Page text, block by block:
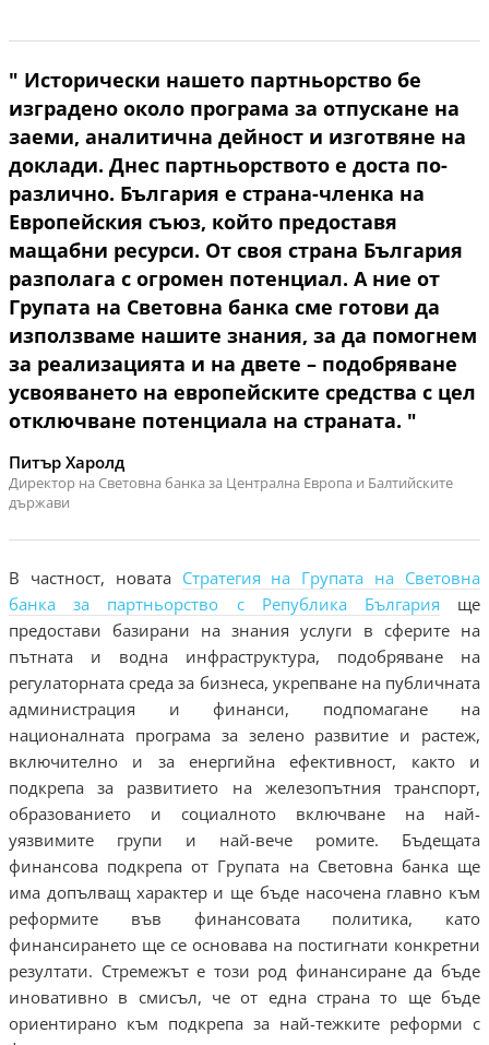
" Исторически нашето партньорство бе
изградено около програма за отпускане на
заеми, аналитична дейност и изготвяне на
доклади. Днес партньорството е доста по-
различно. България е страна-членка на
Европейския съюз, който предоставя
мащабни ресурси. От своя страна България
разполага с огромен потенциал. А ние от
Групата на Световна банка сме готови да
използваме нашите знания, за да помогнем
за реализацията и на двете – подобряване
усвояването на европейските средства с цел
отключване потенциала на страната. "
Питър Харолд
Директор на Световна банка за Централна Европа и Балтийските
държави
В частност, новата Стратегия на Групата на Световна
банка за партньорство с Република България ще
предостави базирани на знания услуги в сферите на
пътната и водна инфраструктура, подобряване на
регулаторната среда за бизнеса, укрепване на публичната
администрация и финанси, подпомагане на
националната програма за зелено развитие и растеж,
включително и за енергийна ефективност, както и
подкрепа за развитието на железопътния транспорт,
образованието и социалното включване на най-
уязвимите групи и най-вече ромите. Бъдещата
финансова подкрепа от Групата на Световна банка ще
има допълващ характер и ще бъде насочена главно към
реформите във финансовата политика, като
финансирането ще се основава на постигнати конкретни
резултати. Стремежът е този род финансиране да бъде
иновативно в смисъл, че от една страна то ще бъде
ориентирано към подкрепа за най-тежките реформи с